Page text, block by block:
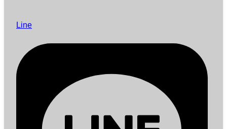
Line